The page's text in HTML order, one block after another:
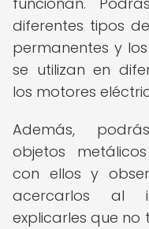
diferentes tipos
permanentes y
se utilizan en
los motores
Además,
objetos
con ellos y
acercarlos al
explicarles que no